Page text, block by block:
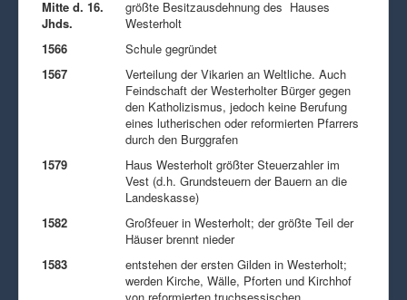
Mitte d. 16.
Jhds.
größte Besitzausdehnung des Hauses
Westerholt
1566
Schule gegründet
1567
Verteilung der Vikarien an Weltliche. Auch
Feindschaft der Westerholter Bürger gegen
den Katholizismus, jedoch keine Berufung
eines lutherischen oder reformierten Pfarrers
durch den Burggrafen
1579
Haus Westerholt größter Steuerzahler im
Vest (d.h. Grundsteuern der Bauern an die
Landeskasse)
1582
Großfeuer in Westerholt; der größte Teil der
Häuser brennt nieder
1583
entstehen der ersten Gilden in Westerholt;
werden Kirche, Wälle, Pforten und Kirchhof
von reformierten truchsessischen